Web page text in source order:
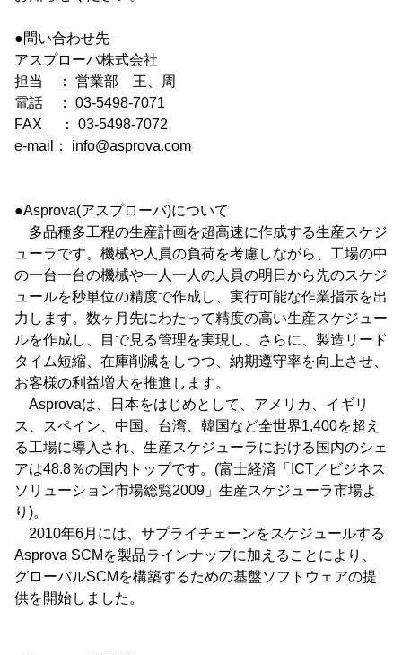
●問い合わせ先
アスプローバ株式会社
担当 ： 営業部 王、周
電話 ： 03-5498-7071
FAX ： 03-5498-7072
e-mail： info@asprova.com
●Asprova(アスプローバ)について
多品種多工程の生産計画を超高速に作成する生産スケジ
ューラです。機械や人員の負荷を考慮しながら、工場の中
の一台一台の機械や一人一人の人員の明日から先のスケジ
ュールを秒単位の精度で作成し、実行可能な作業指示を出
力します。数ヶ月先にわたって精度の高い生産スケジュー
ルを作成し、目で見る管理を実現し、さらに、製造リード
タイム短縮、在庫削減をしつつ、納期遵守率を向上させ、
お客様の利益増大を推進します。
Asprovaは、日本をはじめとして、アメリカ、イギリ
ス、スペイン、中国、台湾、韓国など全世界1,400を超え
る工場に導入され、生産スケジューラにおける国内のシェ
アは48.8％の国内トップです。(富士経済「ICT／ビジネス
ソリューション市場総覧2009」生産スケジューラ市場よ
り)。
2010年6月には、サプライチェーンをスケジュールする
Asprova SCMを製品ラインナップに加えることにより、
グローバルSCMを構築するための基盤ソフトウェアの提
供を開始しました。